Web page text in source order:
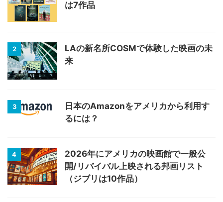
は7作品
2
LAの新名所COSMで体験した映画の未
来
3
日本のAmazonをアメリカから利用す
るには？
4
2026年にアメリカの映画館で一般公
開/リバイバル上映される邦画リスト
（ジブリは10作品）